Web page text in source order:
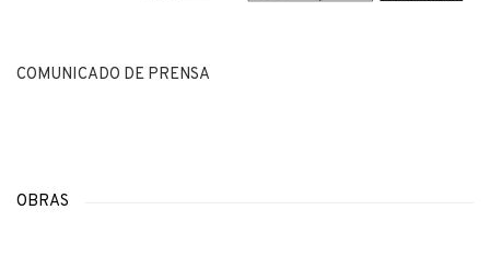
COMUNICADO DE PRENSA
OBRAS